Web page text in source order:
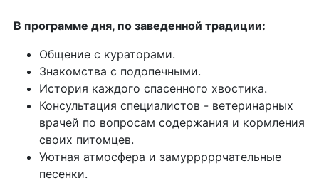
В программе дня, по заведенной традиции:
Общение с кураторами.
Знакомства с подопечными.
История каждого спасенного хвостика.
Консультация специалистов - ветеринарных
врачей по вопросам содержания и кормления
своих питомцев.
Уютная атмосфера и замурррррчательные
песенки.